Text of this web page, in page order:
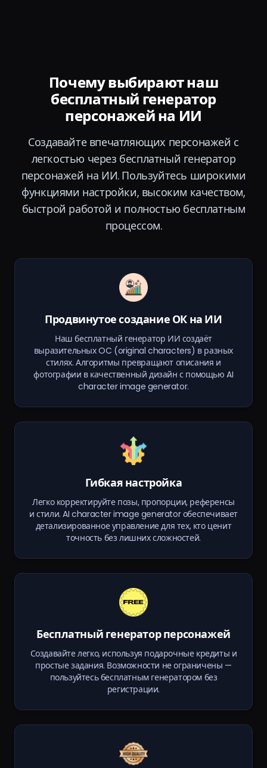
Почему выбирают наш
бесплатный генератор
персонажей на ИИ
Создавайте впечатляющих персонажей с
легкостью через бесплатный генератор
персонажей на ИИ. Пользуйтесь широкими
функциями настройки, высоким качеством,
быстрой работой и полностью бесплатным
процессом.
Продвинутое создание ОК на ИИ
Наш бесплатный генератор ИИ создаёт
выразительных OC (original characters) в разных
стилях. Алгоритмы превращают описания и
фотографии в качественный дизайн с помощью AI
character image generator.
Гибкая настройка
Легко корректируйте позы, пропорции, референсы
и стили. AI character image generator обеспечивает
детализированное управление для тех, кто ценит
точность без лишних сложностей.
Бесплатный генератор персонажей
Создавайте легко, используя подарочные кредиты и
простые задания. Возможности не ограничены —
пользуйтесь бесплатным генератором без
регистрации.